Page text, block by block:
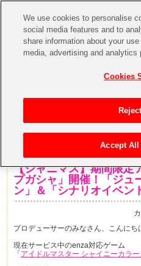
【シャニマス】期間限定
プガシャ」開催！「ジュ
ン」＆「シナリオイベン
プロデューサーのみなさん、こんにち
現在サービス中のenza対応ゲーム
「 アイドルマスター シャイニーカラ
We use cookies to personalise
social media features and to
share information about your
media, advertising and analytics
Cookies
Accept